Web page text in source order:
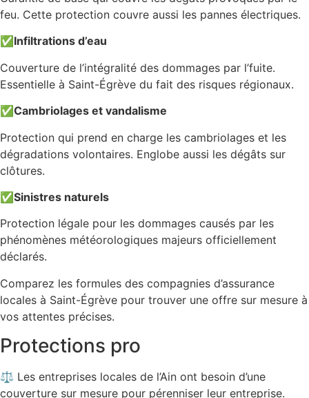
feu. Cette protection couvre aussi les pannes électriques.
✅ Infiltrations d’eau
Couverture de l’intégralité des dommages par l’fuite.
Essentielle à Saint-Égrève du fait des risques régionaux.
✅Cambriolages et vandalisme
Protection qui prend en charge les cambriolages et les
dégradations volontaires. Englobe aussi les dégâts sur
clôtures.
✅Sinistres naturels
Protection légale pour les dommages causés par les
phénomènes météorologiques majeurs officiellement
déclarés.
Comparez les formules des compagnies d’assurance
locales à Saint-Égrève pour trouver une offre sur mesure à
vos attentes précises.
Protections pro
⚖️ Les entreprises locales de l’Ain ont besoin d’une
couverture sur mesure pour pérenniser leur entreprise.